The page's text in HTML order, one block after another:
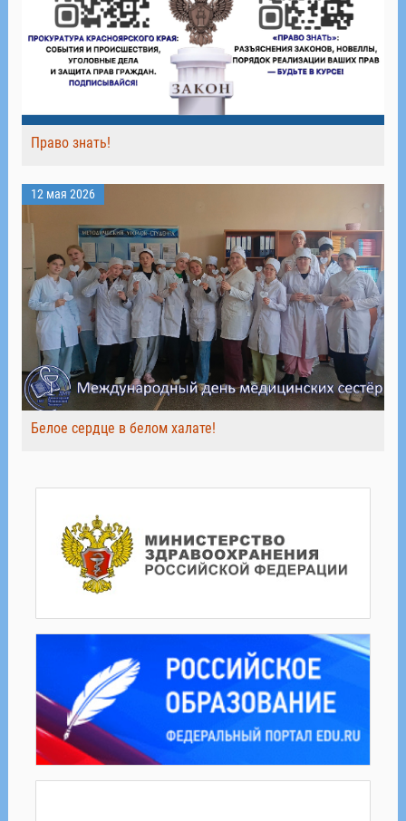
Право знать!
12 мая 2026
Белое сердце в белом халате!